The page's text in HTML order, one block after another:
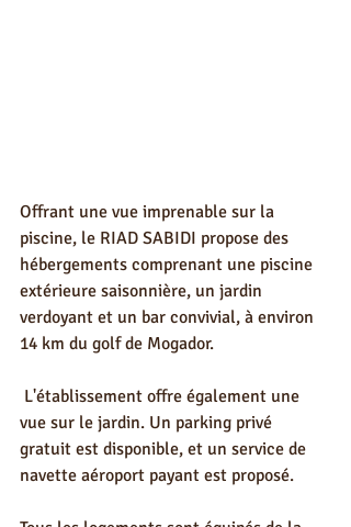
Offrant une vue imprenable sur la
piscine, le RIAD SABIDI propose des
hébergements comprenant une piscine
extérieure saisonnière, un jardin
verdoyant et un bar convivial, à environ
14 km du golf de Mogador.
vue sur le jardin. Un parking privé
gratuit est disponible, et un service de
navette aéroport payant est proposé.